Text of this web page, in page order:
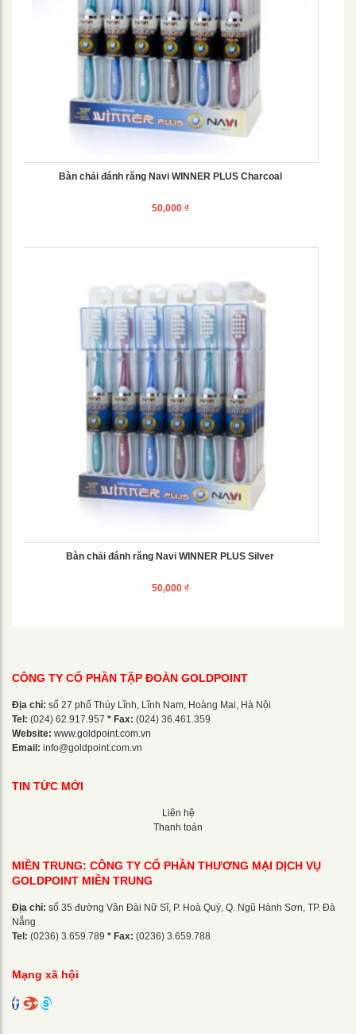
Bàn chải đánh răng Navi WINNER PLUS Charcoal
50,000 ₫
Bàn chải đánh răng Navi WINNER PLUS Silver
50,000 ₫
CÔNG TY CỔ PHẦN TẬP ĐOÀN GOLDPOINT
Địa chỉ: số 27 phố Thúy Lĩnh, Lĩnh Nam, Hoàng Mai, Hà Nội
Tel: (024) 62.917.957 * Fax: (024) 36.461.359
Website: www.goldpoint.com.vn
Email: info@goldpoint.com.vn
TIN TỨC MỚI
Liên hệ
Thanh toán
MIỀN TRUNG: CÔNG TY CỔ PHẦN THƯƠNG MẠI DỊCH VỤ
GOLDPOINT MIỀN TRUNG
Địa chỉ: số 35 đường Vân Đài Nữ Sĩ, P. Hoà Quý, Q. Ngũ Hành Sơn, TP. Đà
Nẵng
Tel: (0236) 3.659.789 * Fax: (0236) 3.659.788
Mạng xã hội